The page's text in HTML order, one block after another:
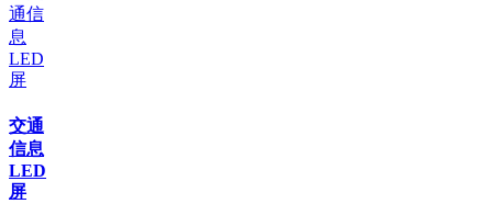
交通
信息
LED
屏